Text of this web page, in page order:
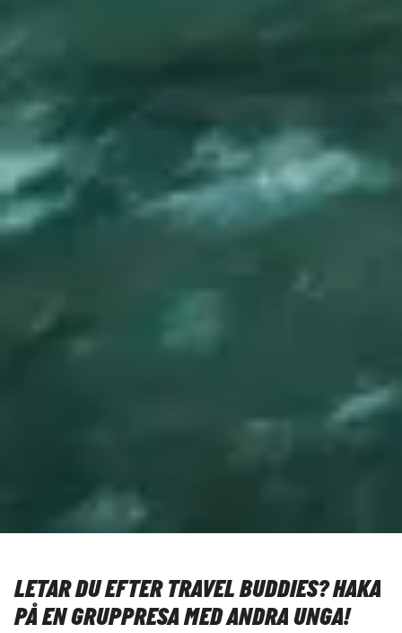
LETAR DU EFTER TRAVEL BUDDIES? HAKA
PÅ EN GRUPPRESA MED ANDRA UNGA!